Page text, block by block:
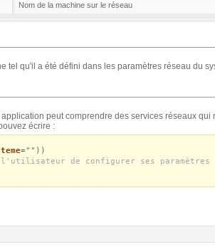
Nom de la machine sur le réseau
tel qu'il a été défini dans les paramètres réseau du
peut comprendre des services réseaux qui
écrire :
=""))
de configurer ses paramètres